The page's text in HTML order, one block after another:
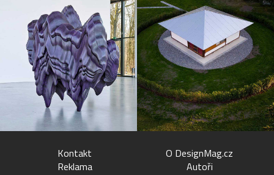
Kontakt
Reklama
O DesignMag.cz
Autoři